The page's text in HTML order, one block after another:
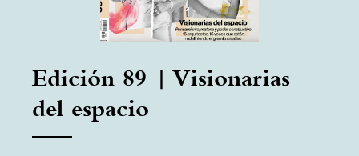
Edición 89 | Visionarias
del espacio